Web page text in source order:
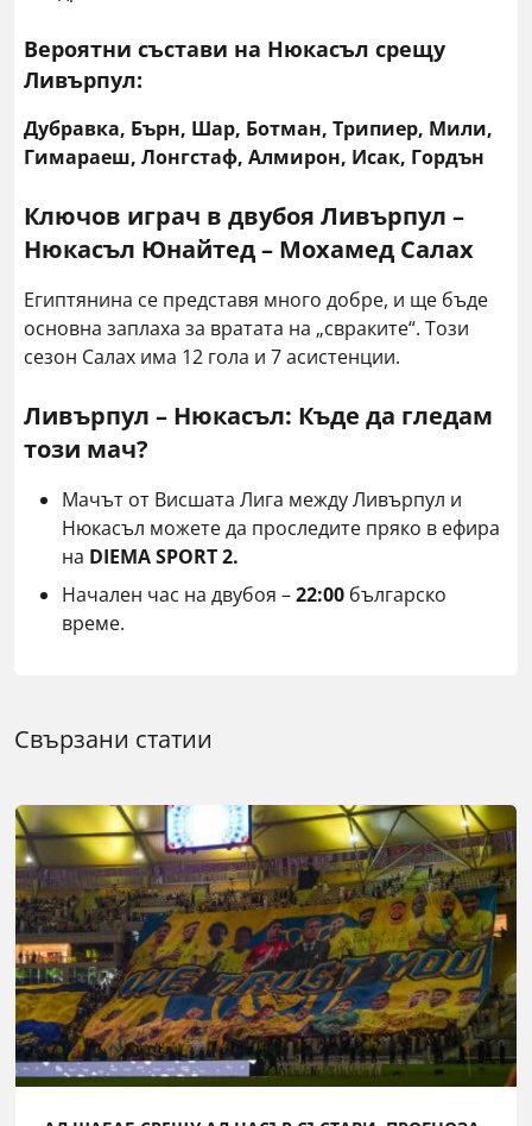
​Вероятни състави на Нюкасъл срещу
Ливърпул:
Дубравка, Бърн, Шар, Ботман, Трипиер, Мили,
Гимараеш, Лонгстаф, Алмирон, Исак, Гордън
Ключов играч в двубоя Ливърпул –
Нюкасъл Юнайтед – Мохамед Салах
Египтянина се представя много добре, и ще бъде
основна заплаха за вратата на „свраките“. Този
сезон Салах има 12 гола и 7 асистенции.
Ливърпул – Нюкасъл: Къде да гледам
този мач?
Мачът от Висшата Лига между Ливърпул и
Нюкасъл можете да проследите пряко в ефира
на DIEMA SPORT 2.
Начален час на двубоя –22:00 българско
време.
Свързани статии